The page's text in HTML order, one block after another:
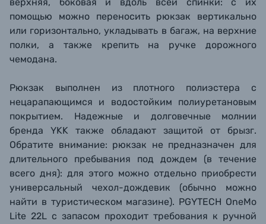
помощью можно переносить рюкзак вертикально
или горизонтально, укладывать в багаж, на верхние
полки, а также крепить на ручке дорожного
чемодана.
Рюкзак выполнен из плотного полиэстера с
нецарапающимся и водостойким полиуретановым
покрытием. Надежные и долговечные молнии
бренда YKK также обладают защитой от брызг.
Обратите внимание: рюкзак не предназначен для
длительного пребывания под дождем (в течение
всего дня): для этого можно отдельно приобрести
универсальный чехол-дождевик (обычно можно
найти в туристическом магазине). PGYTECH OneMo
Lite 22L с запасом проходит требования к ручной